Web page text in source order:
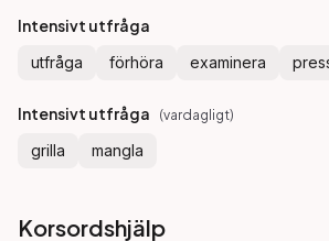
Intensivt utfråga
utfråga förhöra examinera
Intensivt utfråga (vardagligt)
grilla mangla
Korsordshjälp